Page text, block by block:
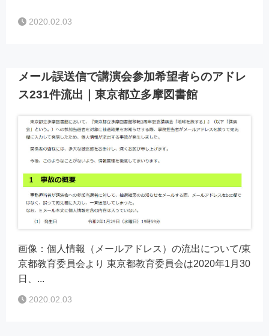
2020.02.03
メール誤送信で講演会参加希望者らのアドレ
ス231件流出｜東京都立多摩図書館
画像：個人情報（メールアドレス）の流出について/東
京都教育委員会より 東京都教育委員会は2020年1月30
日、...
2020.02.03